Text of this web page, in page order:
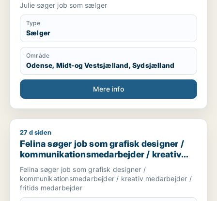
Julie søger job som sælger
Type
Sælger
Område
Odense, Midt-og Vestsjælland, Sydsjælland
Mere info
Felina søger job som grafisk designer /
27 d siden
Felina søger job som grafisk designer /
kommunikationsmedarbejder / kreativ
medarbejder / fritids medarbejder
Felina søger job som grafisk designer /
kommunikationsmedarbejder / kreativ medarbejder /
fritids medarbejder